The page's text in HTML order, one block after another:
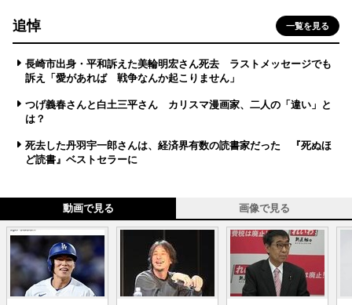
追悼 一覧を見る
長崎市出身・平和訴えた美輪明宏さん死去 ラストメッセージでも
訴え「愛があれば 戦争なんか起こりません」
つげ義春さんと白土三平さん カリスマ漫画家、二人の「違い」と
は？
死去した丹羽宇一郎さんは、経済界有数の読書家だった 『死ぬほ
ど読書』ベストセラーに
動画で見る 画像で見る